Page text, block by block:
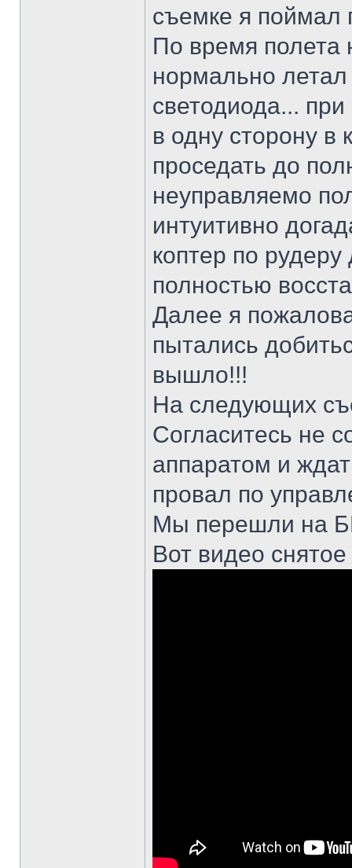
съемке я поймал
По время полета
нормально летал
светодиода...
в одну сторону
проседать до
неуправляемо
интуитивно
коптер по
полностью
Далее я
пытались
вышло!!!
На следующих
Согласитесь не
аппаратом и
провал по
Мы перешли на
Вот видео